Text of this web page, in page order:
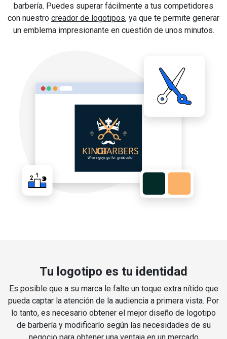
barbería. Puedes superar fácilmente a tus competidores
con nuestro creador de logotipos, ya que te permite generar
un emblema impresionante en cuestión de unos minutos.
Tu logotipo es tu identidad
Es posible que a su marca le falte un toque extra nítido que
pueda captar la atención de la audiencia a primera vista. Por
lo tanto, es necesario obtener el mejor diseño de logotipo
de barbería y modificarlo según las necesidades de su